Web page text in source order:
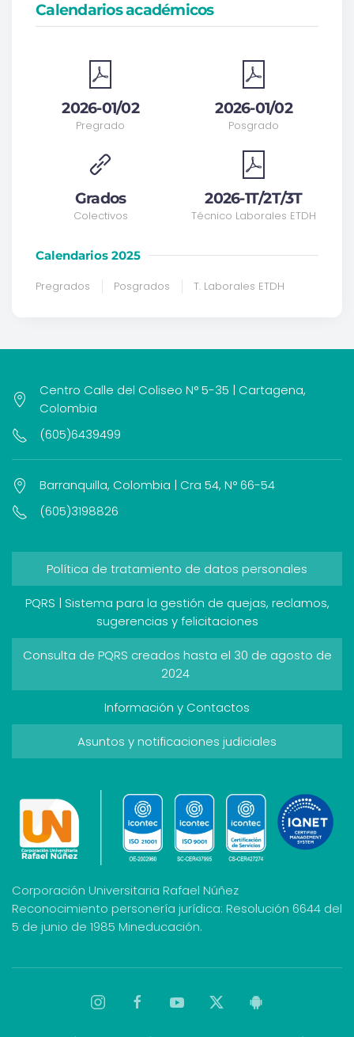
Calendarios académicos
2026-01/02
Pregrado
Grados
Colectivos
2026-01/02
Posgrado
2026-1T/2T/3T
Técnico Laborales ETDH
Calendarios 2025
Pregrados Posgrados T. Laborales ETDH
Centro Calle del Coliseo N° 5-35 | Cartagena,
Colombia
(605)6439499
Barranquilla, Colombia | Cra 54, N° 66-54
(605)3198826
Política de tratamiento de datos personales
PQRS | Sistema para la gestión de quejas, reclamos,
sugerencias y felicitaciones
Consulta de PQRS creados hasta el 30 de agosto de
2024
Información y Contactos
Asuntos y notificaciones judiciales
Corporación Universitaria Rafael Núñez
Reconocimiento personería jurídica: Resolución 6644 del
5 de junio de 1985 Mineducación.